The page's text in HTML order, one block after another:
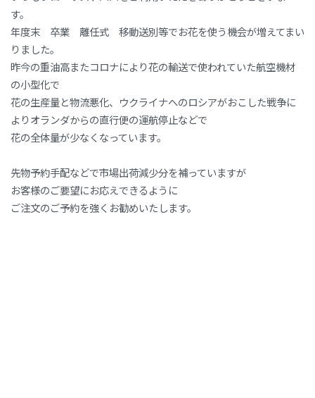
す。
年度末 卒業 離任式 移動送別等でお花を使う機会が増えてまい
りました。
昨今の重油高またコロナにより花の輸送で使われていた航空機材
の小型化で
花の生産量と物流悪化、ウクライナへのロシアがおこした戦争に
よりオランダからの直行便の運航停止などで
花の全体量が少なくなっています。
先物予約手配などで市場出荷減少分を補っていますが
お客様のご要望にお応えできるように
ご注文のご予約を強くお勧めいたします。